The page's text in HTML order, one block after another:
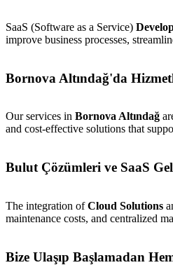
SaaS (Software as a Service)
improve business processes,
Bornova Altındağ'da
Our services in Bornova Altındağ
and cost-effective solutions that
Bulut Çözümleri ve SaaS
The integration ofCloud Solutions
maintenance costs, and centralized
Bize Ulaşıp Başlamadan